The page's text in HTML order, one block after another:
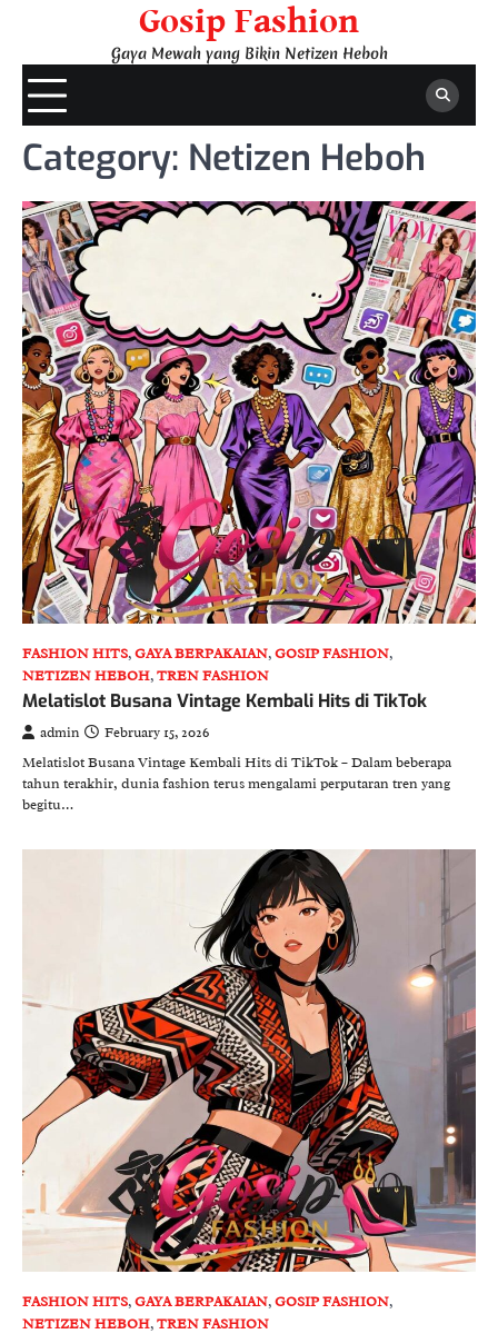
content
Gosip Fashion
Gaya Mewah yang Bikin Netizen Heboh
Category: Netizen Heboh
FASHION HITS,GAYA BERPAKAIAN,GOSIP FASHION,
NETIZEN HEBOH,TREN FASHION
Melatislot Busana Vintage Kembali Hits di TikTok
admin
February 15, 2026
Melatislot Busana Vintage Kembali Hits di TikTok – Dalam beberapa
tahun terakhir, dunia fashion terus mengalami perputaran tren yang
begitu…
FASHION HITS,GAYA BERPAKAIAN,GOSIP FASHION,
NETIZEN HEBOH,TREN FASHION